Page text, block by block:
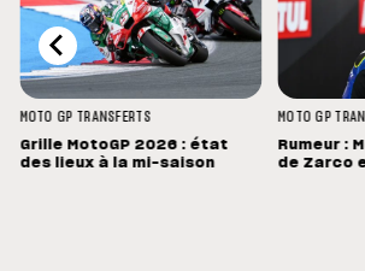
MOTO GP
TRANSFERTS
Grille MotoGP 2026 : état
des lieux à la mi-saison
MOTO GP
Rumeur :
de Zarco